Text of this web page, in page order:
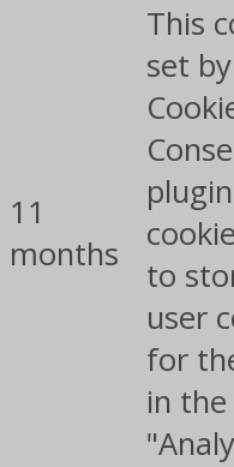
11
months
This
set
to
user
for
in